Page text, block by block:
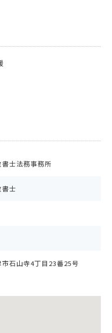
士法務事務所
士
石山寺4丁目23番25号